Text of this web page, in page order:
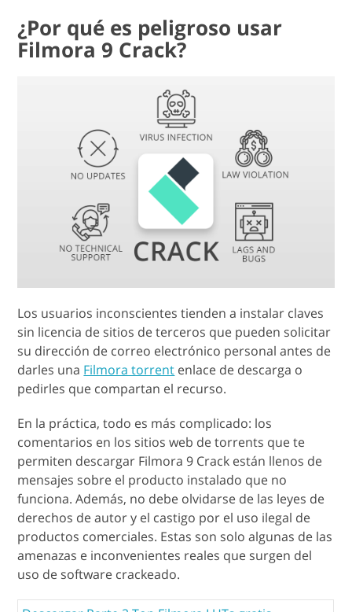
¿Por qué es peligroso usar
Filmora 9 Crack?
Los usuarios inconscientes tienden a instalar claves
sin licencia de sitios de terceros que pueden solicitar
su dirección de correo electrónico personal antes de
darles una Filmora torrent enlace de descarga o
pedirles que compartan el recurso.
En la práctica, todo es más complicado: los
comentarios en los sitios web de torrents que te
permiten descargar Filmora 9 Crack están llenos de
mensajes sobre el producto instalado que no
funciona. Además, no debe olvidarse de las leyes de
derechos de autor y el castigo por el uso ilegal de
productos comerciales. Estas son solo algunas de las
amenazas e inconvenientes reales que surgen del
uso de software crackeado.